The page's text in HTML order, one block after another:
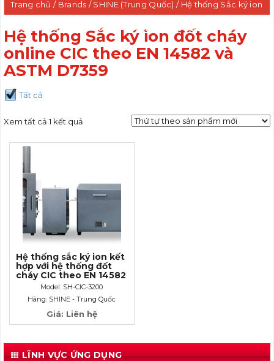
Trang chủ / Brands /SHINE (Trung Quốc) / Hệ thống Sắc ký ion
đốt cháy online CIC theo EN 14582 và ASTM D7359
Hệ thống Sắc ký ion đốt cháy
online CIC theo EN 14582 và
ASTM D7359
Tất cả
Xem tất cả 1 kết quả
Hệ thống sắc ký ion kết
hợp với hệ thống đốt
cháy CIC theo EN 14582
và ASTM D7359
Model: SH-CIC-3200
Hãng: SHINE - Trung Quốc
Giá: Liên hệ
LĨNH VỰC ỨNG DỤNG